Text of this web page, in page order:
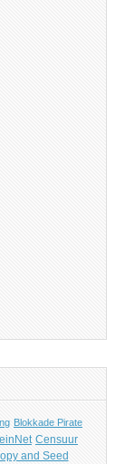
Blokkade Pirate
Censuur
and Seed